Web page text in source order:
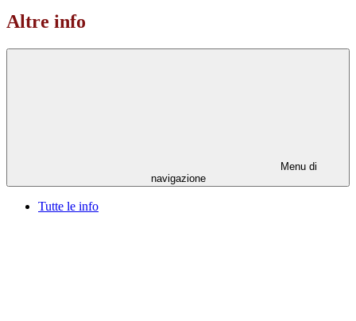
Altre info
Menu di
navigazione
Tutte le info